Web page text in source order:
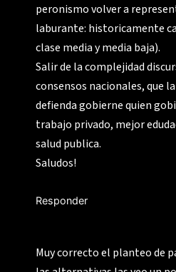
peronismo volver a
laburante: historicamente
clase media y media baja).
Salir de la complejidad
consensos nacionales, que
defienda gobierne quien
trabajo privado, mejor
salud publica.
Saludos!
Responder
Muy correcto el planteo de